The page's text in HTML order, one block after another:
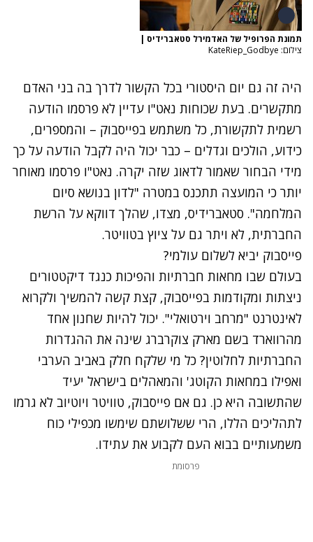
תמונת הפרופיל של האדמירל סטאברידיס |
צילום: KateRiep_Godbye
היה זה גם יום היסטורי בכל הקשור לדרך בה בני האדם
מתקשרים. בעת שכוחות נאט"ו עדיין לא פרסמו הודעה
רשמית לתקשורת, כל משתמש בפייסבוק – והמספרים,
כידוע, הולכים וגדלים – כבר יכול היה לקבל הודעה על כך
מידי הבחור שאמור לדאוג שזה יקרה. נאט"ו פרסמו מאוחר
יותר כי המועצה תתכנס במטרה "לדון בנושא סיום
המלחמה". סטאברידיס, מצדו, שהלך דווקא על הרשת
החברתית, לא ויתר גם על ציוץ בטוויטר.
פייסבוק יביא לשלום עולמי?
בעולם שבו מחאות חברתיות והפיכות כנגד דיקטטורים
ניצתות ומקודמות בפייסבוק, קצת קשה להמשיך ולקרוא
לאינטרנט "מרחב וירטואלי". יכול להיות שחנון אחד
מהרווארד בשם מארק צוקרברג שינה את ההגדרות
החברתיות לחלוטין? כל מי שלקח חלק באביב הערבי
ואפילו במחאות הקוטג' והמאהלים בישראל יעיד
שהתשובה היא כן. גם אם פייסבוק, טוויטר ויוטיוב לא גרמו
לתהליכים הללו, הרי ששלושתם שימשו מכפילי כוח
משמעותיים בבוא העם לקבוע את עתידו.
פרסומת